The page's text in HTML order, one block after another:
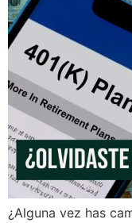
¿Alguna vez has